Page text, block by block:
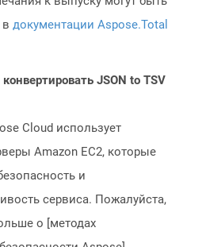
документации Aspose.Total
JSON to TSV
Cloud использует
Amazon EC2, которые
и
сервиса. Пожалуйста,
о [методах